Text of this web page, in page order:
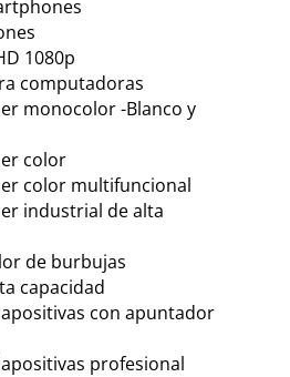
1080p
computadoras
monocolor -Blanco y
color
color multifuncional
industrial de alta
de burbujas
capacidad
con apuntador
profesional